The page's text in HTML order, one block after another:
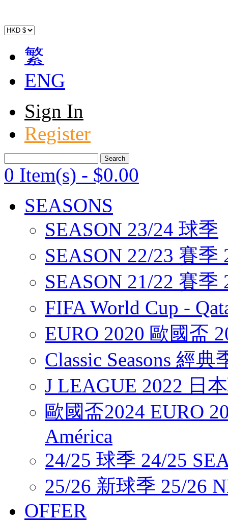
繁
ENG
Sign In
Register
0 Item(s) - $0.00
SEASONS
SEASON 23/24 球季
SEASON 22/23 賽季
SEASON 21/22 賽季
FIFA World Cup -
EURO 2020 歐國盃
Classic Seasons 經典
J LEAGUE 2022 日
歐國盃2024 EURO
América
24/25 球季 24/25
25/26 新球季 25/26
OFFER